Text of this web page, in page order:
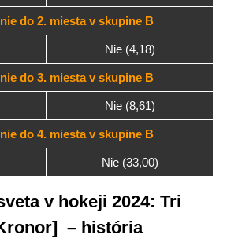
do 2. miesta v skupine B
Nie (4,18)
do 3. miesta v skupine B
Nie (8,61)
do 4. miesta v skupine B
Nie (33,00)
v hokeji 2024: Tri
– história